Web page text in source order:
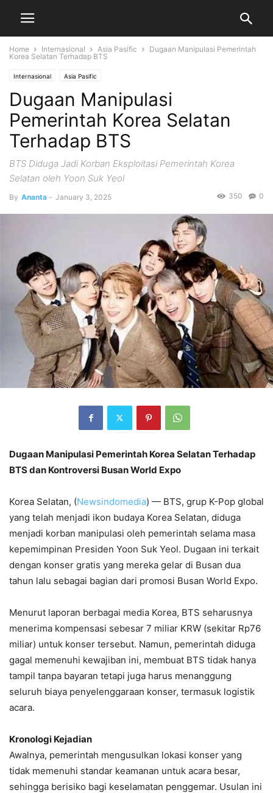
Home Internasional Asia Pasific
Dugaan Manipulasi Pemerintah
Korea Selatan Terhadap BTS
Internasional Asia Pasific
Dugaan Manipulasi
Pemerintah Korea Selatan
Terhadap BTS
BTS Diduga Jadi Korban Eksploitasi Pemerintah Korea
Selatan oleh Yoon Suk Yeol
By Ananta - January 3, 2025 0
350
Dugaan Manipulasi Pemerintah Korea Selatan Terhadap
BTS dan Kontroversi Busan World Expo
Korea Selatan, (Newsindomedia) — BTS, grup K-Pop global
yang telah menjadi ikon budaya Korea Selatan, diduga
menjadi korban manipulasi oleh pemerintah selama masa
kepemimpinan Presiden Yoon Suk Yeol. Dugaan ini terkait
dengan konser gratis yang mereka gelar di Busan dua
tahun lalu sebagai bagian dari promosi Busan World Expo.
Menurut laporan berbagai media Korea, BTS seharusnya
menerima kompensasi sebesar 7 miliar KRW (sekitar Rp76
miliar) untuk konser tersebut. Namun, pemerintah diduga
gagal memenuhi kewajiban ini, membuat BTS tidak hanya
tampil tanpa bayaran tetapi juga harus menanggung
seluruh biaya penyelenggaraan konser, termasuk logistik
acara.
Kronologi Kejadian
Awalnya, pemerintah mengusulkan lokasi konser yang
tidak memenuhi standar keamanan untuk acara besar,
sehingga berisiko bagi keselamatan penggemar. Usulan ini